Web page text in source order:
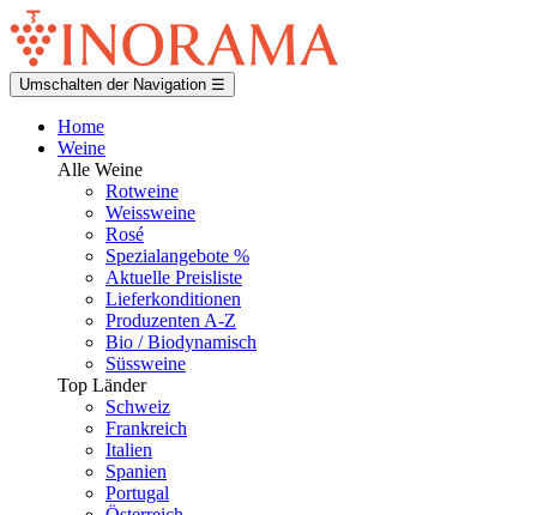
Umschalten der Navigation ☰
Home
Weine
Alle Weine
Rotweine
Weissweine
Rosé
Spezialangebote %
Aktuelle Preisliste
Lieferkonditionen
Produzenten A-Z
Bio / Biodynamisch
Süssweine
Top Länder
Schweiz
Frankreich
Italien
Spanien
Portugal